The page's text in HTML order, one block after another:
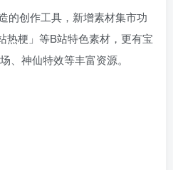
创作工具，新增素材集市功
热梗」等B站特色素材，更有宝
、神仙特效等丰富资源。